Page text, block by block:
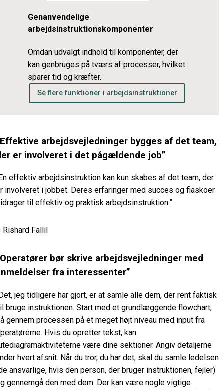
Genanvendelige
arbejdsinstruktionskomponenter
Omdan udvalgt indhold til komponenter, der
kan genbruges på tværs af processer, hvilket
sparer tid og kræfter.
Se flere funktioner i arbejdsinstruktioner
arbejdsvejledninger bygges af det team,
er involveret i det pågældende job”
effektiv arbejdsinstruktion kan kun skabes af det team, der
involveret i jobbet. Deres erfaringer med succes og fiaskoer
til effektiv og praktisk arbejdsinstruktion.”
Rishard Fallil
bør skrive arbejdsvejledninger med
fra interessenter”
jeg tidligere har gjort, er at samle alle dem, der rent faktisk
bruge instruktionen. Start med et grundlæggende flowchart,
gennem processen på et meget højt niveau med input fra
Hvis du opretter tekst, kan
være dine sektioner. Angiv detaljerne
hvert afsnit. Når du tror, du har det, skal du samle ledelsen
ansvarlige, hvis den person, der bruger instruktionen, fejler)
gennemgå den med dem. Der kan være nogle vigtige